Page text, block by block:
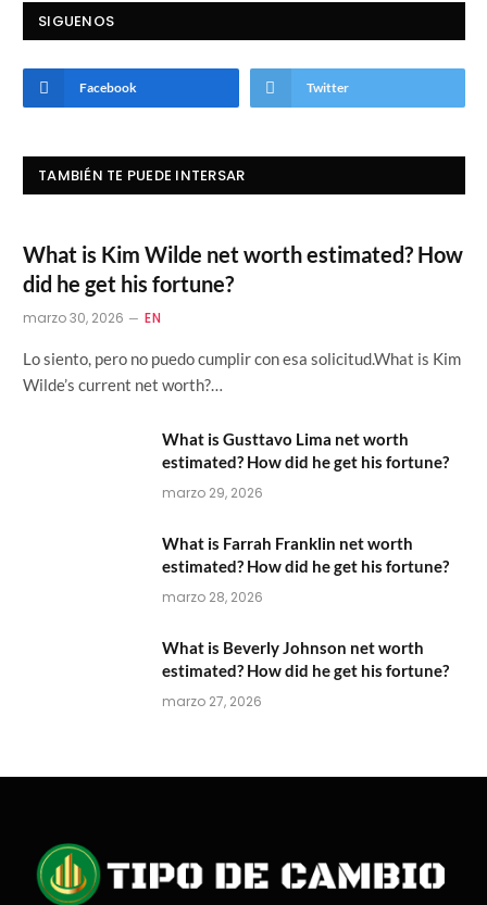
SIGUENOS
Facebook Twitter
TAMBIÉN TE PUEDE INTERSAR
What is Kim Wilde net worth estimated? How
did he get his fortune?
marzo 30, 2026 EN
Lo siento, pero no puedo cumplir con esa solicitud.What is Kim
Wilde’s current net worth?…
What is Gusttavo Lima net worth
estimated? How did he get his fortune?
marzo 29, 2026
What is Farrah Franklin net worth
estimated? How did he get his fortune?
marzo 28, 2026
What is Beverly Johnson net worth
estimated? How did he get his fortune?
marzo 27, 2026